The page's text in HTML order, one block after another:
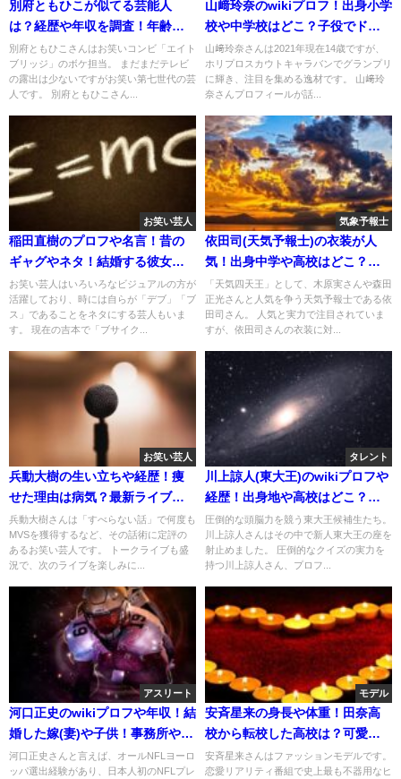
別府ともひこが似てる芸能人
は？経歴や年収を調査！年齢や
血液型もチェック！
別府ともひこさんはお笑いコンビ「エイト
ブリッジ」のボケ担当。 まだまだテレビ
の露出は少ないですがお笑い第七世代の芸
人です。 別府ともひこさん...
山﨑玲奈のwikiプロフ！出身小学
校や中学校はどこ？子役でドラ
マ出演歴はある？
山﨑玲奈さんは2021年現在14歳ですが、
ホリプロスカウトキャラバンでグランプリ
に輝き、注目を集める逸材です。 山﨑玲
奈さんプロフィールが話...
お笑い芸人
稲田直樹のプロフや名言！昔の
ギャグやネタ！結婚する彼女は
いる？
お笑い芸人はいろいろなビジュアルの方が
活躍しており、時には自らが「デブ」「ブ
ス」であることをネタにする芸人もいま
す。 現在の吉本で「ブサイク...
気象予報士
依田司(天気予報士)の衣装が人
気！出身中学や高校はどこ？病
気の原因は？
「天気四天王」として、木原実さんや森田
正光さんと人気を争う天気予報士である依
田司さん。 人気と実力で注目されていま
すが、依田司さんの衣装に対...
お笑い芸人
兵動大樹の生い立ちや経歴！痩
せた理由は病気？最新ライブ情
報も調査！
兵動大樹さんは「すべらない話」で何度も
MVSを獲得するなど、その話術に定評の
あるお笑い芸人です。 トークライブも盛
況で、次のライブを楽しみに...
タレント
川上諒人(東大王)のwikiプロフや
経歴！出身地や高校はどこ？家
族について！
圧倒的な頭脳力を競う東大王候補生たち。
川上諒人さんはその中で新人東大王の座を
射止めました。 圧倒的なクイズの実力を
持つ川上諒人さん、プロフ...
アスリート
河口正史のwikiプロフや年収！結
婚した嫁(妻)や子供！事務所やジ
ムはどこ？
河口正史さんと言えば、オールNFLヨーロ
ッパ選出経験があり、日本人初のNFLプレ
モデル
安斉星来の身長や体重！田奈高
校から転校した高校は？可愛い
けど彼氏はいる？
安斉星来さんはファッションモデルです。
恋愛リアリティ番組で史上最も不器用なヒ